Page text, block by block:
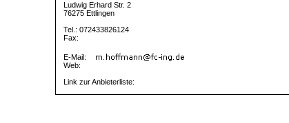
Ludwig Erhard Str. 2
76275 Ettlingen
Tel.: 072433826124
Fax:
E-Mail:
Web:
Link zur Anbieterliste: